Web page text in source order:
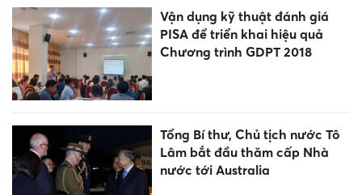
Vận dụng kỹ thuật đánh giá
PISA để triển khai hiệu quả
Chương trình GDPT 2018
Tổng Bí thư, Chủ tịch nước Tô
Lâm bắt đầu thăm cấp Nhà
nước tới Australia